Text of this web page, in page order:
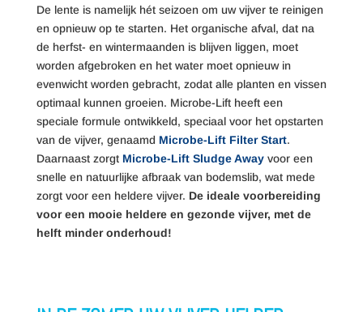
De lente is namelijk hét seizoen om uw vijver te reinigen
en opnieuw op te starten. Het organische afval, dat na
de herfst- en wintermaanden is blijven liggen, moet
worden afgebroken en het water moet opnieuw in
evenwicht worden gebracht, zodat alle planten en vissen
optimaal kunnen groeien. Microbe-Lift heeft een
speciale formule ontwikkeld, speciaal voor het opstarten
van de vijver, genaamd Microbe-Lift Filter Start.
Daarnaast zorgt Microbe-Lift Sludge Awayvoor een
snelle en natuurlijke afbraak van bodemslib, wat mede
zorgt voor een heldere vijver. De ideale voorbereiding
voor een mooie heldere en gezonde vijver, met de
helft minder onderhoud!